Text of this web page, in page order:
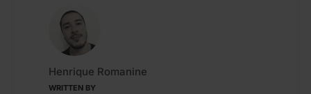
WRITTEN BY
Henrique Romanine